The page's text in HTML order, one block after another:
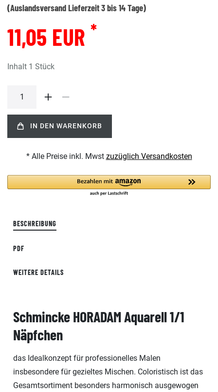
(Auslandsversand Lieferzeit 3 bis 14 Tage)
11,05 EUR *
Inhalt 1 Stück
IN DEN WARENKORB
* Alle Preise inkl. Mwst zuzüglich Versandkosten
BESCHREIBUNG
PDF
WEITERE DETAILS
Schmincke HORADAM Aquarell 1/1
Näpfchen
das Idealkonzept für professionelles Malen
insbesondere für gezieltes Mischen. Coloristisch ist das
Gesamtsortiment besonders harmonisch ausgewogen